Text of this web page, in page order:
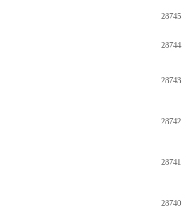
28745
28744
28743
28742
28741
28740